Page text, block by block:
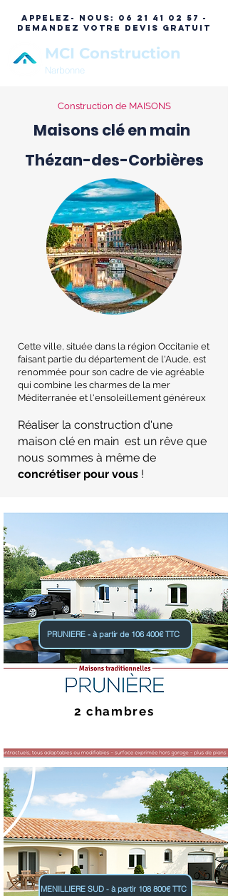
APPELEZ- NOUS:
06 21 41 02 57 -
DEMANDEZ VOTRE DEVIS GRATUIT
MCI Construction
Narbonne
Construction de MAISONS
Maisons clé en main
Thézan-des-Corbières
Cette ville, située dans la région Occitanie et
faisant partie du département de l'Aude, est
renommée pour son cadre de vie agréable
qui combine les charmes de la mer
Méditerranée et l'ensoleillement généreux
Réaliser la construction d'une
maison clé en main est un rêve que
nous sommes à même de
concrétiser pour vous !
PRUNIERE - à partir de 106 400€ TTC
2 chambres
MENILLIERE SUD - à partir 108 800€ TTC